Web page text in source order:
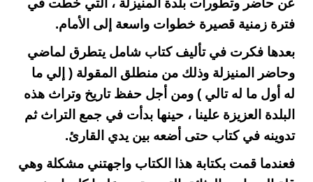
عن حاضر وتطورات بلدة المنيزلة ، التي خطت في
فترة زمنية قصيرة خطوات واسعة إلى الأمام.
بعدها فكرت في تأليف كتاب شامل يتطرق لماضي
وحاضر المنيزلة وذلك من منطلق المقولة ( إلي ما
له أول ما له تالي ) ومن أجل حفظ تاريخ وتراث هذه
البلدة العزيزة علينا ، حينها بدأت في جمع التراث ثم
تدوينه في كتاب حتى أضعه بين يدي القارئ.
فعندما قمت بكتابة هذا الكتاب واجهتني مشكلة وهي